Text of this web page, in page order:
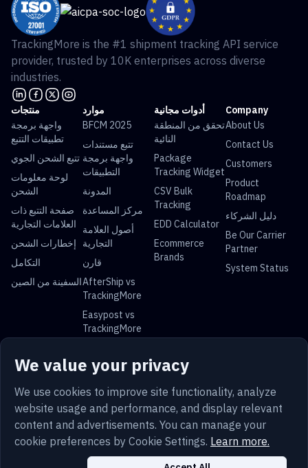
We value your privacy
We use cookies to improve site functionality, analyze
website usage and performance, and display relevant
content and advertisements. You can manage your
cookie preferences by Cookie Settings. Learn more.
TrackingMore is the #1 shipment tracking API service
provider, trusted by 10K enterprises across diverse
industries.
منتجات
واجهة برمجة
تطبيقات التتبع
تتبع الشحن الجوي
لوحة معلومات
الشحن
صفحة التتبع ذات
العلامات التجارية
إخطارات الشحن
التكامل
السفينة من الصين
موارد
BFCM 2025
تتبع مستندات
واجهة برمجة
التطبيقات
المدونة
مركز المساعدة
أصول العلامة
التجارية
قارن
AfterShip vs
TrackingMore
Easypost vs
TrackingMore
أدوات مجانية
تحقق من المنطقة
النائية
Package
Tracking Widget
CSV Bulk
Tracking
EDD Calculator
Ecommerce
Brands
Company
About Us
Contact Us
Customers
Product
Roadmap
دليل الشركاء
Be Our Carrier
Partner
System Status
Universal Parcel Tracking
USPS Tracking
UPS Tracking FedEx Tracking
Tracking
Tracking
Tracking
Tracking
Sitemap حماية